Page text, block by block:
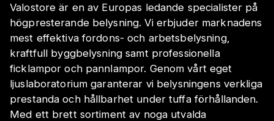
Valostore är en av Europas ledande specialister på
högpresterande belysning. Vi erbjuder marknadens
mest effektiva fordons- och arbetsbelysning,
kraftfull byggbelysning samt professionella
ficklampor och pannlampor. Genom vårt eget
ljuslaboratorium garanterar vi belysningens verkliga
prestanda och hållbarhet under tuffa förhållanden.
Med ett brett sortiment av noga utvalda